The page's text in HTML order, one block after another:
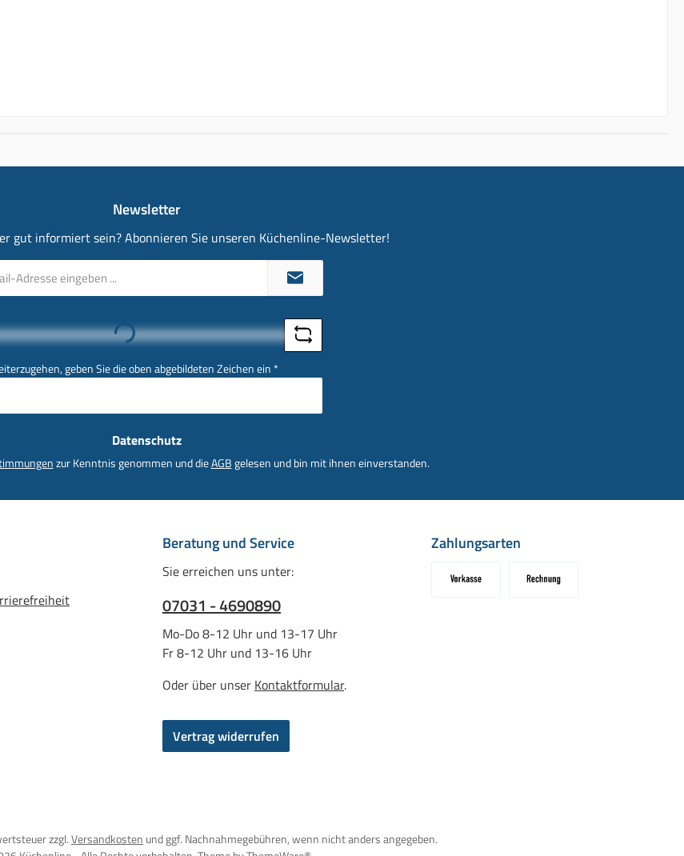
Newsletter
gut informiert sein? Abonnieren Sie unseren Küchenline-Newsletter!
Loading...
geben Sie die oben abgebildeten Zeichen ein *
Datenschutz
zur Kenntnis genommen und dieAGBgelesen und bin mit ihnen einverstanden.
Beratung und Service
Sie erreichen uns unter:
07031 - 4690890
Mo-Do 8-12 Uhr und 13-17 Uhr
Fr 8-12 Uhr und 13-16 Uhr
Oder über unser Kontaktformular.
Vertrag widerrufen
Zahlungsarten
zzgl.Versandkosten und ggf. Nachnahmegebühren, wenn nicht anders angegeben.